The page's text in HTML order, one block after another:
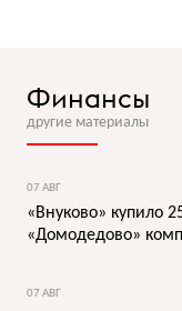
Финансы
другие материалы
07 АВГ
«Внуково» купило
«Домодедово»
07 АВГ